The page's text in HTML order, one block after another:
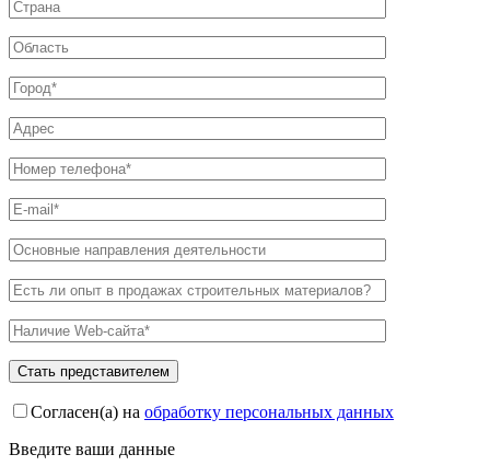
Согласен(а) на обработку персональных данных
Введите ваши данные